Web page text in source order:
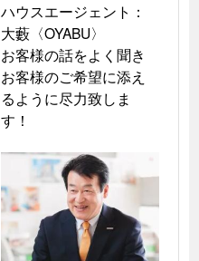
ハウスエージェント：
大藪〈OYABU〉
お客様の話をよく聞き
お客様のご希望に添え
るように尽力致しま
す！